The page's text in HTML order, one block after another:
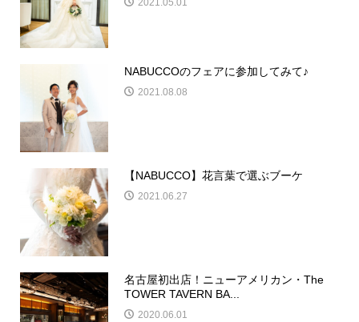
2021.05.01
NABUCCOのフェアに参加してみて♪
2021.08.08
【NABUCCO】花言葉で選ぶブーケ
2021.06.27
名古屋初出店！ニューアメリカン・The
TOWER TAVERN BA...
2020.06.01